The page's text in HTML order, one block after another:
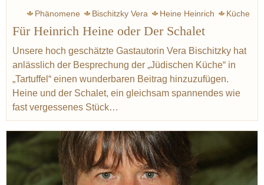
Phänomene Bischitzky Vera Heine Heinrich
Küche
Judentum
Kochen Geist Sabbat
Schiller Friedrich
Linsen
Graupen Reis Knoblauch Rumfordsuppe
Für Heinrich Heine oder Der Schalet
Unsere hoch geschätzte Gastautorin Vera Bischitzky hat
anlässlich der Besprechung der „Jüdischen Küche“ in
„Tartuffel“ einen wunderbaren Beitrag hinzuzufügen.
Heine und der Schalet, ein gleichsam spannendes wie
fast vergessenes Stück…